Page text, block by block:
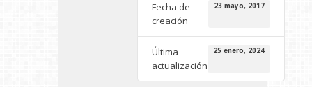
Fecha de
creación
23 mayo, 2017
Última
actualización
25 enero, 2024